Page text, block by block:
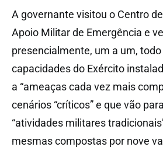
A governante visitou o Centro
Apoio Militar de Emergência e
presencialmente, um a um,
capacidades do Exército
a “ameaças cada vez mais
cenários “críticos” e que vão
“atividades militares
mesmas compostas por nove